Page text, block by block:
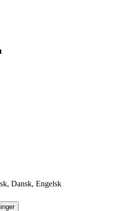
Dansk, Engelsk